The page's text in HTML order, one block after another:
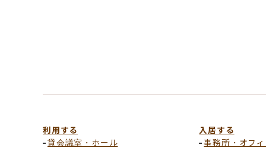
利用する
貸会議室・ホール
入居する
事務所・オフ